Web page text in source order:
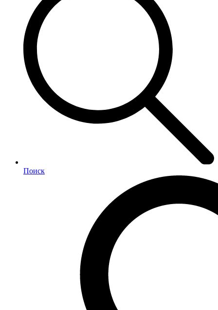
Поиск